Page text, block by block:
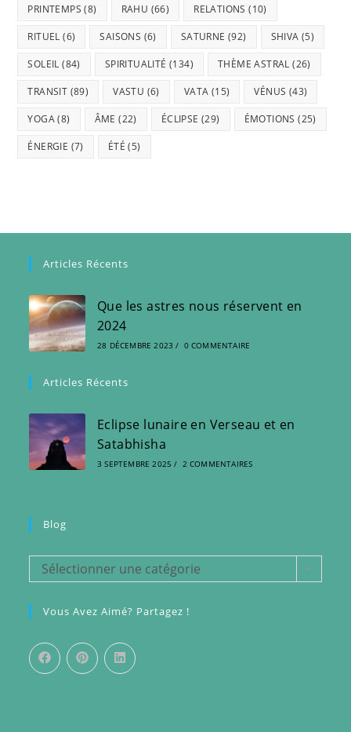
PRINTEMPS (8) RAHU (66) RELATIONS (10)
RITUEL (6) SAISONS (6) SATURNE (92) SHIVA (5)
SOLEIL (84) SPIRITUALITÉ (134) THÈME ASTRAL (26)
TRANSIT (89) VASTU (6) VATA (15) VÉNUS (43)
YOGA(8) ÂME (22) ÉCLIPSE (29) ÉMOTIONS (25)
ÉNERGIE (7) ÉTÉ (5)
Articles Récents
Que les astres nous réservent en
2024
28 DÉCEMBRE 2023 / 0 COMMENTAIRE
Articles Récents
Eclipse lunaire en Verseau et en
Satabhisha
3 SEPTEMBRE 2025 / 2 COMMENTAIRES
Blog
BlogSélectionner une catégorie
Vous Avez Aimé? Partagez !